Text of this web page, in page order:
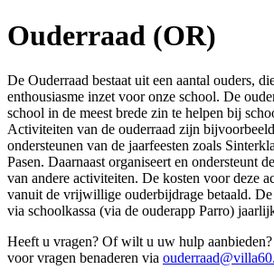
Ouderraad (OR)
De Ouderraad bestaat uit een aantal ouders,
enthousiasme inzet voor onze school. De
school in de meest brede zin te helpen bij
Activiteiten van de ouderraad zijn
ondersteunen van de jaarfeesten zoals
Pasen. Daarnaast organiseert en ondersteunt
van andere activiteiten. De kosten voor deze
vanuit de vrijwillige ouderbijdrage betaald.
via schoolkassa (via de ouderapp Parro)
Heeft u vragen? Of wilt u uw hulp
voor vragen benaderen via